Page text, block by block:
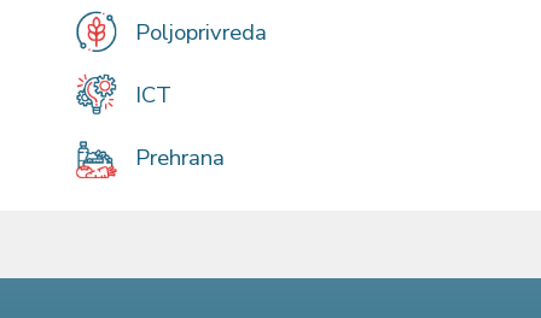
Poljoprivreda
ICT
Prehrana